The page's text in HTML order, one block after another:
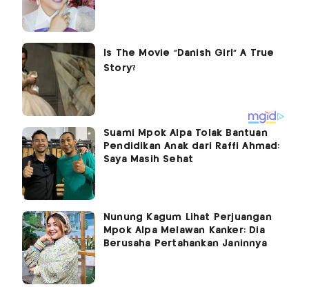
Suami Mpok Alpa Tolak Bantuan
Pendidikan Anak dari Raffi Ahmad:
Saya Masih Sehat
Nunung Kagum Lihat Perjuangan
Mpok Alpa Melawan Kanker: Dia
Berusaha Pertahankan Janinnya